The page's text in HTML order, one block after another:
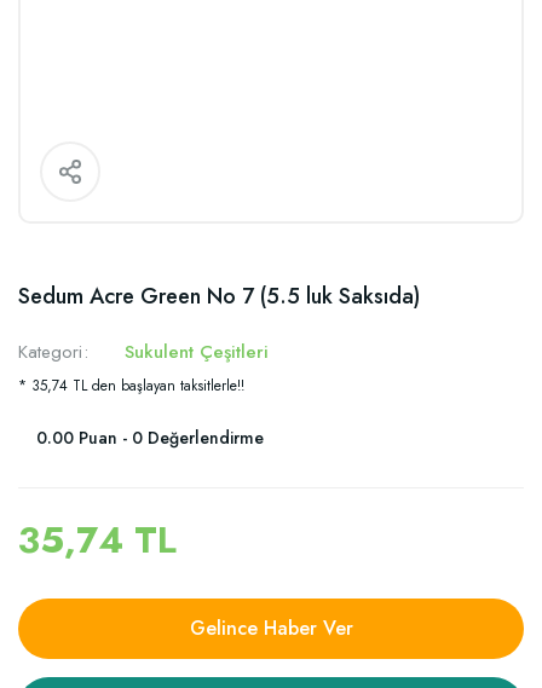
Sedum Acre Green No 7 (5.5 luk Saksıda)
Kategori Sukulent Çeşitleri
* 35,74 TL den başlayan taksitlerle!!
0.00 Puan - 0 Değerlendirme
35,74 TL
Gelince Haber Ver